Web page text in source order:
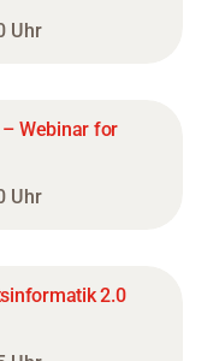
Uhr
Webinar for
Uhr
2.0